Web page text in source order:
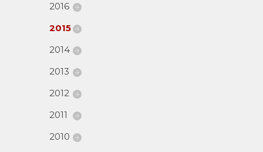
2016
2015
2014
2013
2012
2011
2010